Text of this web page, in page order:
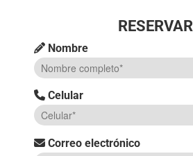
RESERVAR
Nombre
Celular
Correo electrónico